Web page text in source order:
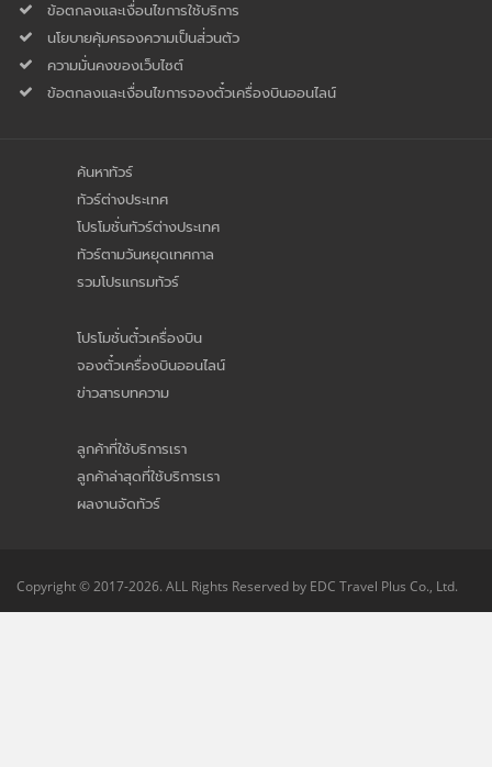
ข้อตกลงและเงื่อนไขการใช้บริการ
นโยบายคุ้มครองความเป็นส่่วนตัว
ความมั่นคงของเว็บไซต์
ข้อตกลงและเงื่อนไขการจองตั๋วเครื่องบินออนไลน์
ค้นหาทัวร์
ทัวร์ต่างประเทศ
โปรโมชั่นทัวร์ต่างประเทศ
ทัวร์ตามวันหยุดเทศกาล
รวมโปรแกรมทัวร์
โปรโมชั่นตั๋วเครื่องบิน
จองตั๋วเครื่องบินออนไลน์
ข่าวสารบทความ
ลูกค้าที่ใช้บริการเรา
ลูกค้าล่าสุดที่ใช้บริการเรา
ผลงานจัดทัวร์
Copyright © 2017-2026. ALL Rights Reserved by EDC Travel Plus Co., Ltd.